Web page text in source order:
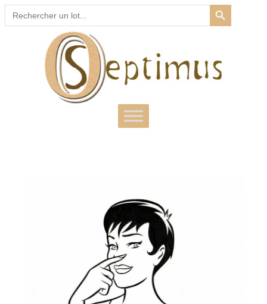
Search
for:
SEARCH BUTTON